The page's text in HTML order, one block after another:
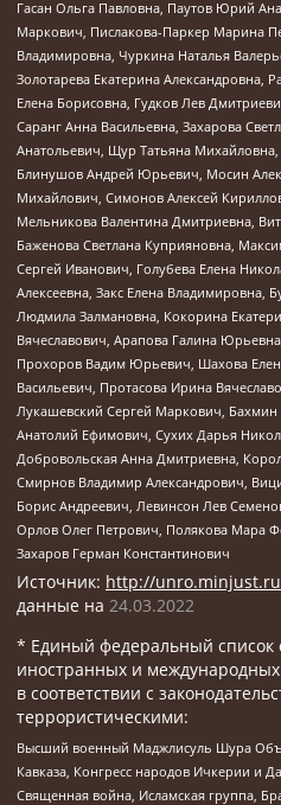
Гасан Ольга Павловна, Паутов Юрий
Маркович, Пислакова-Паркер Марина
Владимировна, Чуркина Наталья
Золотарева Екатерина Александровна,
Елена Борисовна, Гудков Лев
Саранг Анна Васильевна, Захарова
Анатольевич, Щур Татьяна
Блинушов Андрей Юрьевич, Мосин
Михайлович, Симонов Алексей
Мельникова Валентина Дмитриевна,
Баженова Светлана Куприяновна,
Сергей Иванович, Голубева Елена
Алексеевна, Закс Елена Владимировна,
Людмила Залмановна, Кокорина
Вячеславович, Арапова Галина
Прохоров Вадим Юрьевич, Шахова
Васильевич, Протасова Ирина
Лукашевский Сергей Маркович,
Анатолий Ефимович, Сухих Дарья
Добровольская Анна Дмитриевна,
Смирнов Владимир Александрович,
Борис Андреевич, Левинсон Лев
Орлов Олег Петрович, Полякова Мара
Захаров Герман Константинович
Источник: http://
данные на 24.03.2022
* Единый федеральный список
иностранных и
в соответствии с
террористическими:
Высший военный Маджлисуль Шура
Кавказа, Конгресс народов Ичкерии и
Священная война, Исламская группа,